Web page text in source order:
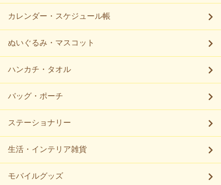
カレンダー・スケジュール帳
ぬいぐるみ・マスコット
ハンカチ・タオル
バッグ・ポーチ
ステーショナリー
生活・インテリア雑貨
モバイルグッズ